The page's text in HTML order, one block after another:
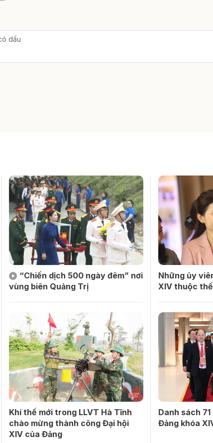
“Chiến dịch 500 ngày đêm” nơi
vùng biên Quảng Trị
Những ủy
XIV thuộc
Khí thế mới trong LLVT Hà Tĩnh
chào mừng thành công Đại hội
XIV của Đảng
Danh sách
Đảng khóa